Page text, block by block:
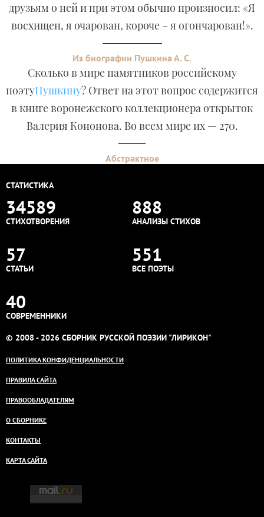
друзьям о ней и при этом обычно произносил: «Я
восхищен, я очарован, короче – я огончарован!».
Из биографии Пушкина А. С.
Сколько в мире памятников российскому
поэтуПушкину? Ответ на этот вопрос содержится
в книге воронежского коллекционера открыток
Валерия Кононова. Во всем мире их — 270.
Абстрактное
СТАТИСТИКА
34589
СТИХОТВОРЕНИЯ
888
АНАЛИЗЫ СТИХОВ
57
СТАТЬИ
551
ВСЕ ПОЭТЫ
40
СОВРЕМЕННИКИ
© 2008 - 2026 СБОРНИК РУССКОЙ ПОЭЗИИ "ЛИРИКОН"
ПОЛИТИКА КОНФИДЕНЦИАЛЬНОСТИ
ПРАВИЛА САЙТА
ПРАВООБЛАДАТЕЛЯМ
О СБОРНИКЕ
КОНТАКТЫ
КАРТА САЙТА